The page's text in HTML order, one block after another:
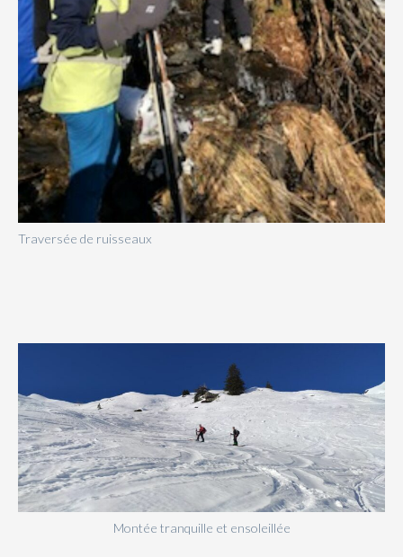
Traversée de ruisseaux
Montée tranquille et ensoleillée